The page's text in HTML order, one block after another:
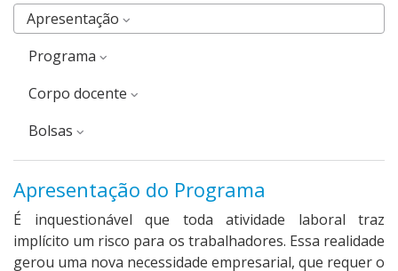
Apresentação
Programa
corpo docente
Bolsas
Apresentação do Programa
É inquestionável que toda atividade laboral traz
implícito um risco para os trabalhadores. Essa realidade
gerou uma nova necessidade empresarial, que requer o